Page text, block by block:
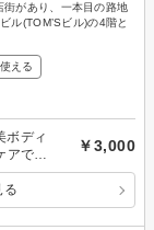
があり、一本目の路地
ル(TOM’Sビル)の4階と
える
ボディ
アでス
￥3,000
る